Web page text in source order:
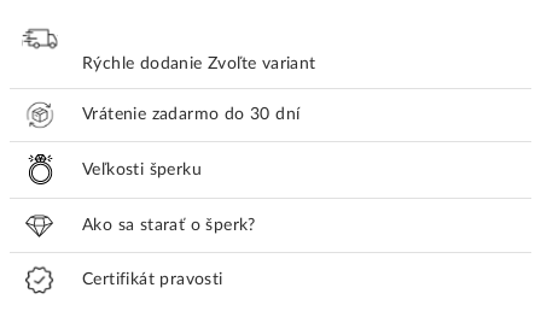
Rýchle dodanie Zvoľte variant
Vrátenie zadarmo do 30 dní
Veľkosti šperku
Ako sa starať o šperk?
Certifikát pravosti